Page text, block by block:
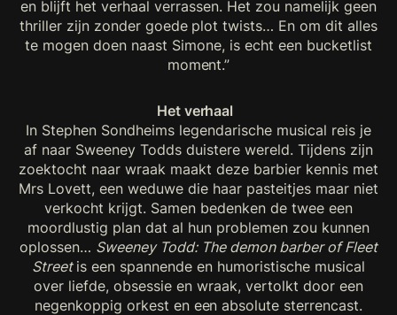
en blijft het verhaal verrassen. Het zou namelijk geen
thriller zijn zonder goede plot twists… En om dit alles
te mogen doen naast Simone, is echt een bucketlist
moment.”
Het verhaal
In Stephen Sondheims legendarische musical reis je
af naar Sweeney Todds duistere wereld. Tijdens zijn
zoektocht naar wraak maakt deze barbier kennis met
Mrs Lovett, een weduwe die haar pasteitjes maar niet
verkocht krijgt. Samen bedenken de twee een
moordlustig plan dat al hun problemen zou kunnen
oplossen… Sweeney Todd: The demon barber of Fleet
Street is een spannende en humoristische musical
over liefde, obsessie en wraak, vertolkt door een
negenkoppig orkest en een absolute sterrencast.